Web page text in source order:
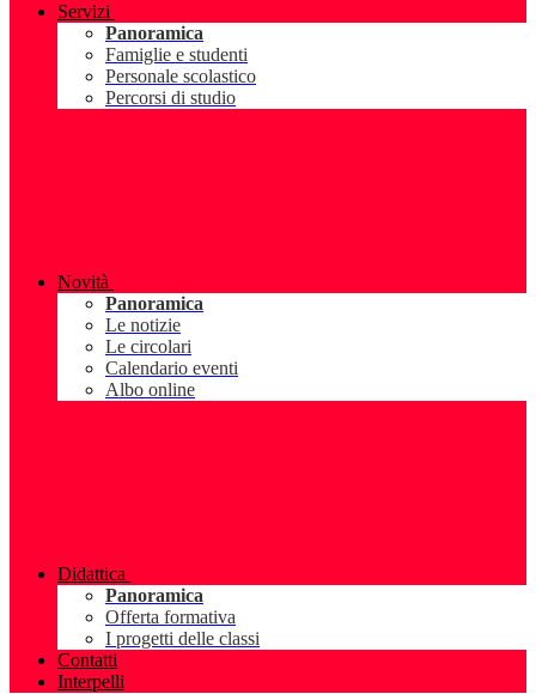
Servizi
Panoramica
Famiglie e studenti
Personale scolastico
Percorsi di studio
Novità
Panoramica
Le notizie
Le circolari
Calendario eventi
Albo online
Didattica
Panoramica
Offerta formativa
I progetti delle classi
Contatti
Interpelli